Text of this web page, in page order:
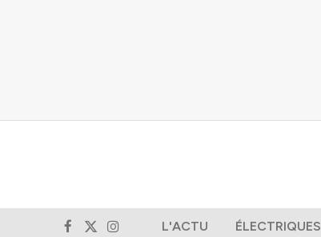
Facebook
X
InstagramL'ACTU ÉLECTRIQUES